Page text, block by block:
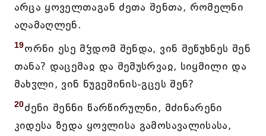
არცა ყოველთაგან ძეთა შენთა, რომელნი
აღამაღლენ.
19ორნი ესე მჴდომ შენდა, ვინ შეწუხნეს შენ
თანა? დაცემაჲ და შემუსრვაჲ, სიყმილი და
მახჳლი, ვინ ნუგეშინის-გცეს შენ?
20ძენი შენნი წარწირულნი, მძინარენი
კიდესა ზედა ყოვლისა გამოსავალისასა,